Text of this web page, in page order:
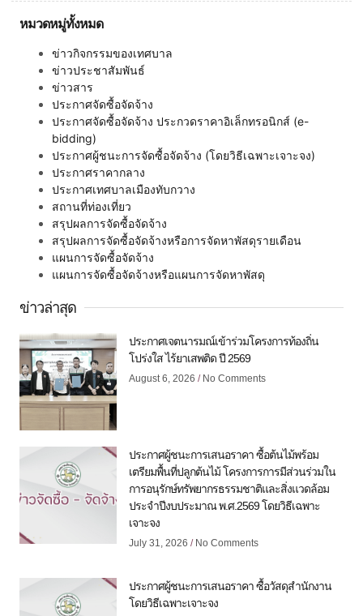
หมวดหมู่ทั้งหมด
ข่าวกิจกรรมของเทศบาล
ข่าวประชาสัมพันธ์
ข่าวสาร
ประกาศจัดซื้อจัดจ้าง
ประกาศจัดซื้อจัดจ้าง ประกวดราคาอิเล็กทรอนิกส์ (e-
bidding)
ประกาศผู้ชนะการจัดซื้อจัดจ้าง (โดยวิธีเฉพาะเจาะจง)
ประกาศราคากลาง
ประกาศเทศบาลเมืองทับกวาง
สถานที่ท่องเที่ยว
สรุปผลการจัดซื้อจัดจ้าง
สรุปผลการจัดซื้อจัดจ้างหรือการจัดหาพัสดุรายเดือน
แผนการจัดซื้อจัดจ้าง
แผนการจัดซื้อจัดจ้างหรือแผนการจัดหาพัสดุ
ข่าวล่าสุด
ประกาศเจตนารมณ์เข้าร่วมโครงการท้องถิ่น
โปร่งใส ไร้ยาเสพติด ปี 2569
August 6, 2026 No Comments
ประกาศผู้ชนะการเสนอราคา ซื้อต้นไม้พร้อม
เตรียมพื้นที่ปลูกต้นไม้ โครงการการมีส่วนร่วมใน
การอนุรักษ์ทรัพยากรธรรมชาติและสิ่งแวดล้อม
ประจำปีงบประมาณ พ.ศ.2569 โดยวิธีเฉพาะ
เจาะจง
July 31, 2026 No Comments
ประกาศผู้ชนะการเสนอราคา ซื้อวัสดุสำนักงาน
โดยวิธีเฉพาะเจาะจง